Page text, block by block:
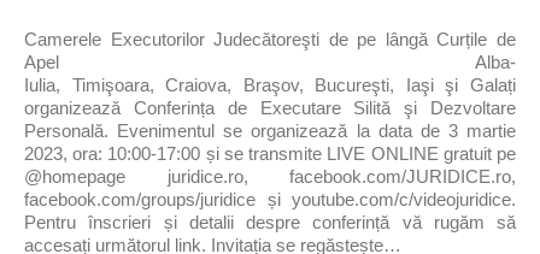
Camerele Executorilor Judecătoreşti de pe lângă Curțile de
Apel Alba-
Iulia, Timişoara, Craiova, Braşov, Bucureşti, Iaşi şi Galați
organizează Conferința de Executare Silită şi Dezvoltare
Personală. Evenimentul se organizează la data de 3 martie
2023, ora: 10:00-17:00 și se transmite LIVE ONLINE gratuit pe
@homepage juridice.ro, facebook.com/JURIDICE.ro,
facebook.com/groups/juridice și youtube.com/c/videojuridice.
Pentru înscrieri și detalii despre conferință vă rugăm să
accesați următorul link. Invitația se regăstește…